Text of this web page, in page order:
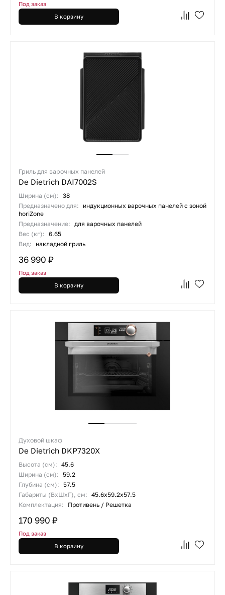
Под заказ
В корзину
Гриль для варочных панелей
De Dietrich DAI7002S
Ширина (см): 38
Предназначено для:
индукционных варочных панелей с зоной
horiZone
Предназначение: для варочных панелей
Вес (кг): 6.65
Вид:
накладной гриль
36 990 ₽
Под заказ
В корзину
Духовой шкаф
De Dietrich DKP7320X
Высота (см): 45.6
Ширина (см): 59.2
Глубина (см): 57.5
Габариты (ВхШхГ), см: 45.6x59.2x57.5
Комплектация:
Противень / Решетка
170 990 ₽
Под заказ
В корзину